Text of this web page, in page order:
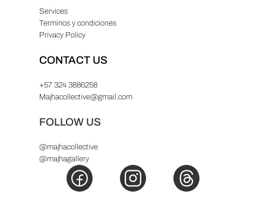
Services
Terminos y condiciones
Privacy Policy
CONTACT US
+57 324 3886258
Majhacollective@gmail.com
FOLLOW US
@majhacollective
@majhagallery